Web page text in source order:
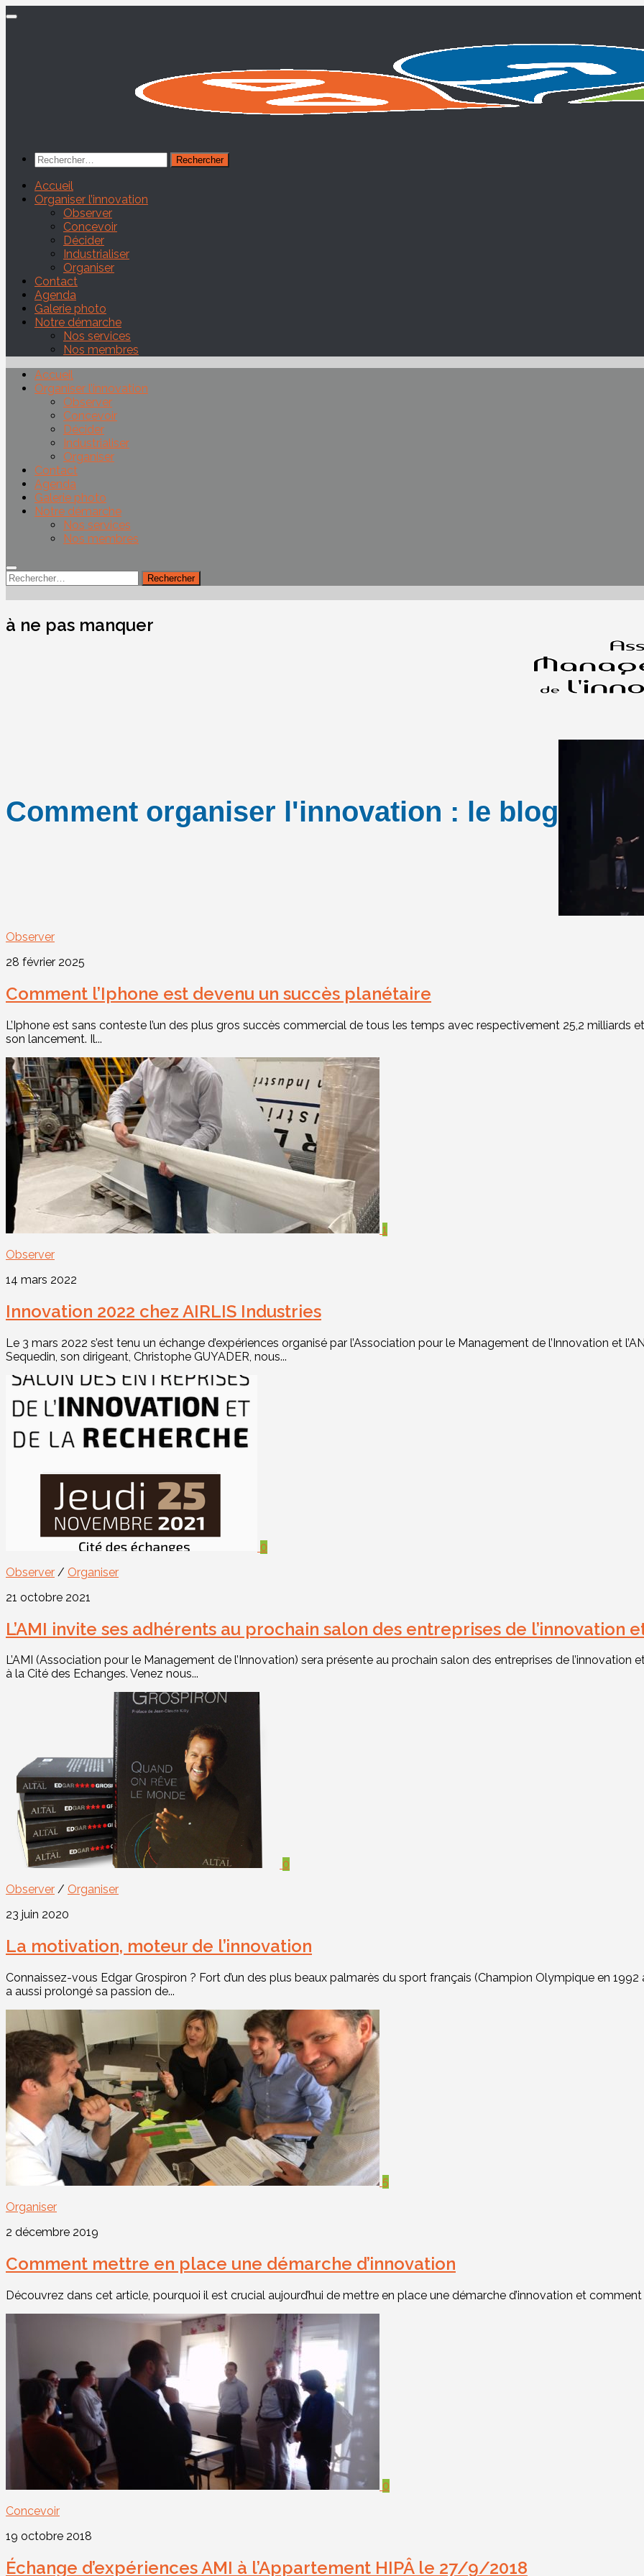
Skip
Rechercher :
Accueil
Organiser l’innovation
Observer
Concevoir
Décider
Industrialiser
Organiser
Contact
Agenda
Galerie photo
Notre démarche
Nos services
Nos membres
Accueil
Organiser l’innovation
Observer
Concevoir
Décider
Industrialiser
Organiser
Contact
Agenda
Galerie photo
Notre démarche
Nos services
Nos membres
Rechercher :
Comment organiser l'innovation : le blog
à ne pas manquer
Observer
28 février 2025
Comment l’Iphone est devenu un succès planétaire
L’Iphone est sans conteste l’un des plus gros succès commercial de tous les temps avec respectivement 25,2 milliards
son lancement. Il...
1
Observer
14 mars 2022
Innovation 2022 chez AIRLIS Industries
Le 3 mars 2022 s’est tenu un échange d’expériences organisé par l’Association pour le Management de l’Innovation et
Sequedin, son dirigeant, Christophe GUYADER, nous...
0
Observer / Organiser
21 octobre 2021
L’AMI invite ses adhérents au prochain salon des entreprises de l’innovation
L’AMI (Association pour le Management de l’Innovation) sera présente au prochain salon des entreprises de l’innovation
à la Cité des Echanges. Venez nous...
0
Observer / Organiser
23 juin 2020
La motivation, moteur de l’innovation
Connaissez-vous Edgar Grospiron ? Fort d’un des plus beaux palmarès du sport français (Champion Olympique en
a aussi prolongé sa passion de...
5
Organiser
2 décembre 2019
Comment mettre en place une démarche d’innovation
Découvrez dans cet article, pourquoi il est crucial aujourd’hui de mettre en place une démarche d’innovation et
0
Concevoir
19 octobre 2018
Échange d’expériences AMI à l’Appartement HIPÂ le 27/9/2018